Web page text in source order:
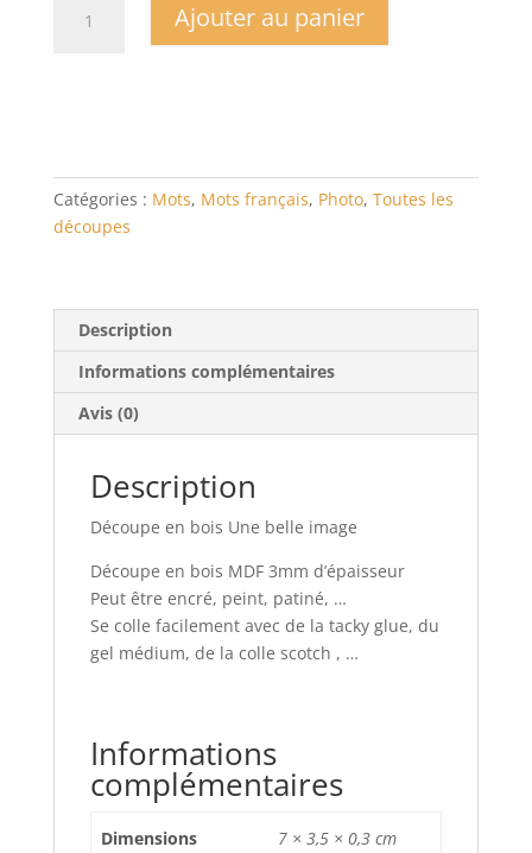
Ajouter au panier
Catégories : Mots, Mots français, Photo, Toutes les
découpes
Description
Informations complémentaires
Avis (0)
Description
Découpe en bois Une belle image
Découpe en bois MDF 3mm d’épaisseur
Peut être encré, peint, patiné, …
Se colle facilement avec de la tacky glue, du
gel médium, de la colle scotch , …
Informations
complémentaires
Dimensions 7 × 3,5 × 0,3 cm